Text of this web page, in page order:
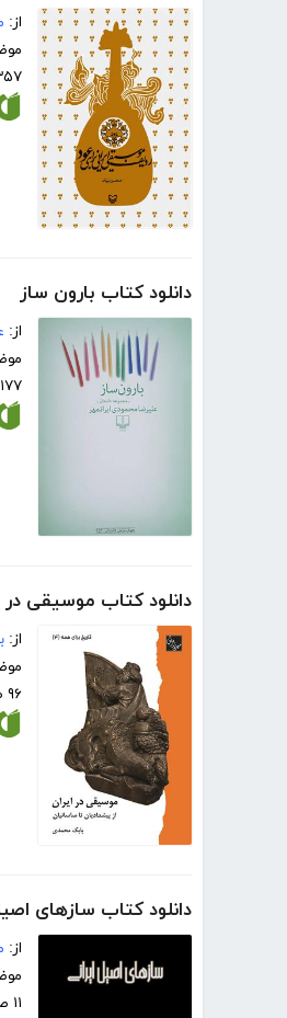
از:
۳۵۷
دانلود کتاب بارون ساز
از:
۱۷۷ صفحه
دانلود کتاب موسیقی در
از:
۹۶ صفحه
دانلود کتاب سازهای
از:
۱۱ صفحه